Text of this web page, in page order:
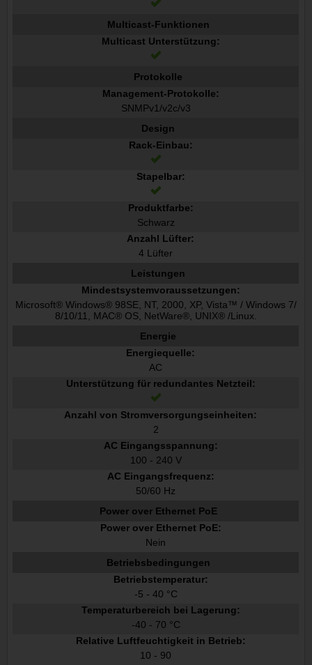
Multicast-Funktionen
Multicast Unterstützung:
Protokolle
Management-Protokolle:
SNMPv1/v2c/v3
Design
Rack-Einbau:
Stapelbar:
Produktfarbe:
Schwarz
Anzahl Lüfter:
4 Lüfter
Leistungen
Mindestsystemvoraussetzungen:
Microsoft® Windows® 98SE, NT, 2000, XP, Vista™ / Windows 7/
8/10/11, MAC® OS, NetWare®, UNIX® /Linux.
Energie
Energiequelle:
AC
Unterstützung für redundantes Netzteil:
Anzahl von Stromversorgungseinheiten:
2
AC Eingangsspannung:
100 - 240 V
AC Eingangsfrequenz:
50/60 Hz
Power over Ethernet PoE
Power over Ethernet PoE:
Nein
Betriebsbedingungen
Betriebstemperatur:
-5 - 40 °C
Temperaturbereich bei Lagerung:
-40 - 70 °C
Relative Luftfeuchtigkeit in Betrieb:
10 - 90